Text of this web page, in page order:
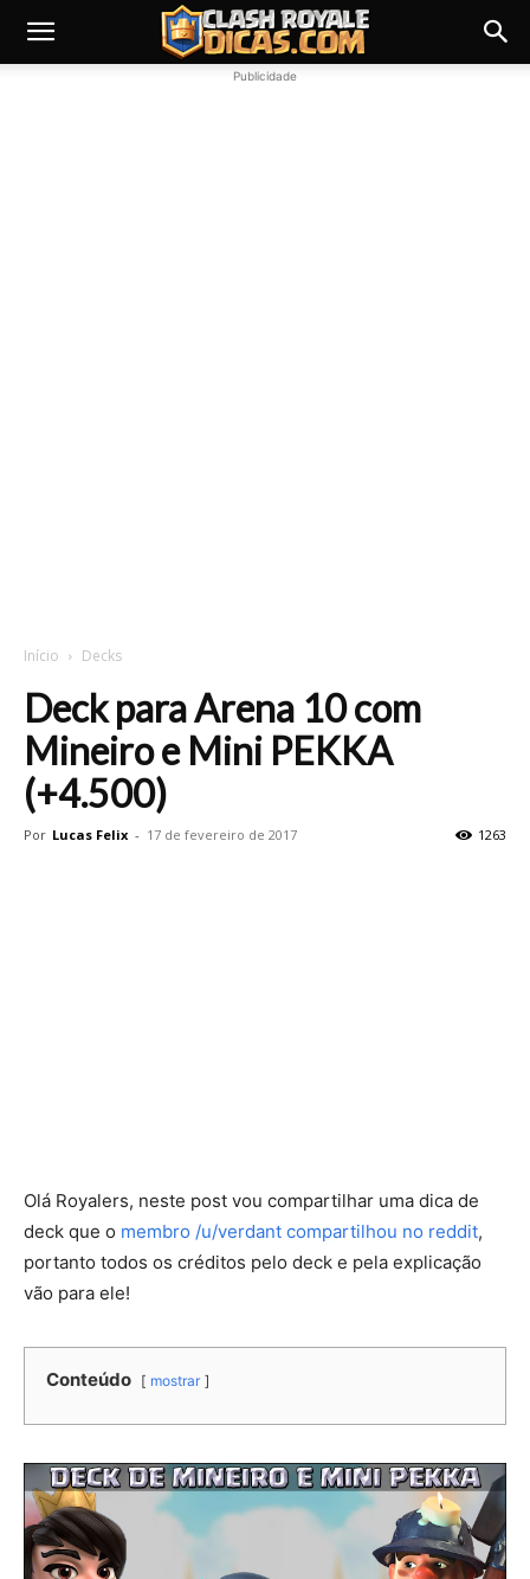
Publicidade
Início Decks
Deck para Arena 10 com
Mineiro e Mini PEKKA
(+4.500)
Por Lucas Felix - 17 de fevereiro de 2017 1263
Olá Royalers, neste post vou compartilhar uma dica de
deck que o membro /u/verdant compartilhou no reddit,
portanto todos os créditos pelo deck e pela explicação
vão para ele!
Conteúdo mostrar